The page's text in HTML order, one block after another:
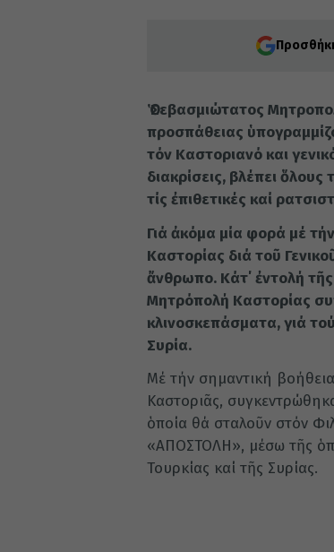
Ὁ Σεβασμιώτατος
προσπάθειας
τόν Καστοριανό και
διακρίσεις, βλέπει
τίς ἐπιθετικές καί
Γιά ἀκόμα μία φορά μέ
Καστορίας διά τοῦ
ἄνθρωπο. Κάτ΄ ἐντολή
Μητρόπολή Καστορίας
κλινοσκεπάσματα, γιά
Συρία.
Μέ τήν σημαντική βοήθεια
Καστοριᾶς,
ὁποία θά σταλοῦν στόν
«ΑΠΟΣΤΟΛΗ», μέσω τῆς
Τουρκίας καί τῆς Συρίας.